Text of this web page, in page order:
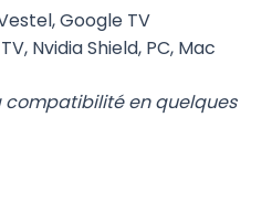
Google TV
Nvidia Shield, PC, Mac
compatibilité en quelques